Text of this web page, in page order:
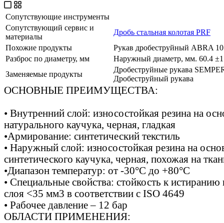
Сопутствующие инструменты
Сопутствующий сервис и
материалы
Дробь стальная колотая PRF
Похожие продукты
Рукав дробеструйный ABRA
Разброс по диаметру, мм
Наружный диаметр, мм. 60.4
Заменяемые продукты
Дробеструйные рукава
Дробеструйный рукава
ОСНОВНЫЕ ПРЕИМУЩЕСТВА:
• Внутренний слой: износостойкая резина на
натурального каучука, черная, гладкая
•Армирование: синтетический текстиль
• Наружный слой: износостойкая резина на
синтетического каучука, черная, похожая на
•Диапазон температур: от -30°C до +80°C
• Специальные свойства: стойкость к истиранию
слоя <35 мм3 в соответствии с ISO 4649
• Рабочее давление – 12 бар
ОБЛАСТИ ПРИМЕНЕНИЯ: